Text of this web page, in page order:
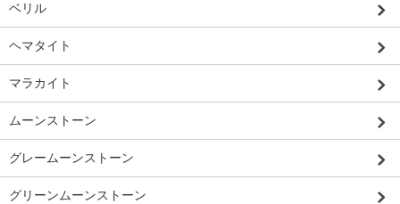
ベリル
ヘマタイト
マラカイト
ムーンストーン
グレームーンストーン
グリーンムーンストーン